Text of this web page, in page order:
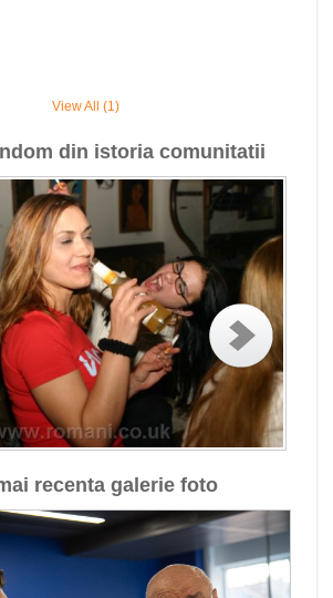
View All (1)
din istoria comunitatii
recenta galerie foto